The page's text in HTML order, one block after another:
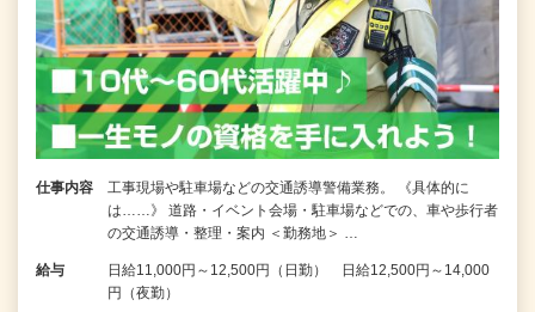
仕事内容
工事現場や駐車場などの交通誘導警備業務。 《具体的に
は……》 道路・イベント会場・駐車場などでの、車や歩行者
の交通誘導・整理・案内 ＜勤務地＞ …
給与
日給11,000円～12,500円（日勤） 日給12,500円～14,000
円（夜勤）